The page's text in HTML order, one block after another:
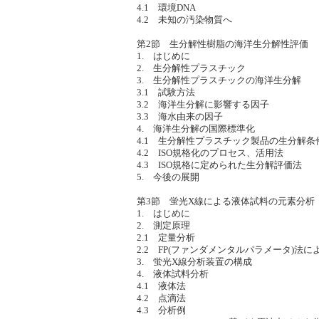
4.1 環境DNA
4.2 未知の汚染物質へ
第2節 生分解性樹脂の海洋生分解性評価
1. はじめに
2. 生分解性プラスチック
3. 生分解性プラスチックの海洋生分解
3.1 試験方法
3.2 海洋生分解に影響する因子
3.3 海水由来の因子
4. 海洋生分解の国際標準化
4.1 生分解性プラスチック製品の生分解条
4.2 ISO規格化のプロセス、活用法
4.3 ISO規格に定められた生分解評価法
5. 今後の展開
第3節 蛍光X線による液体試料の元素分析
1. はじめに
2. 測定原理
2.1 定量分析
2.2 FP(ファンダメンタルパラメータ)法に
3. 蛍光X線分析装置の構成
4. 液体試料分析
4.1 液体法
4.2 点滴法
4.3 分析例